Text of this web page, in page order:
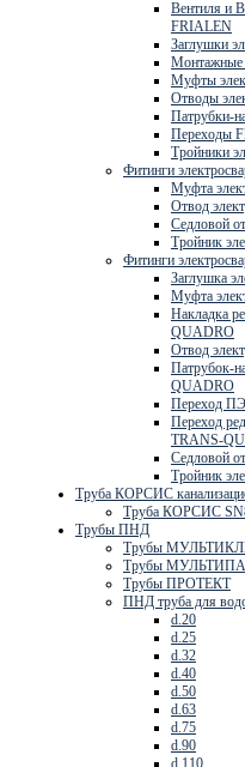
Вентиля и
FRIALEN
Заглушки
Муфты
Отводы
Патрубки-
Переходы
Тройники
Фитинги
Муфта
Отвод
Седловой
Тройник
Фитинги
Заглушка
Муфта
Накладка
QUADRO
Отвод
Патрубок-
QUADRO
Переход
Переход
TRANS-
Седловой
Тройник
Труба КОРСИС
Труба КОРСИС
Трубы ПНД
Трубы
Трубы
Трубы ПРОТЕКТ
ПНД труба для
d.20
d.25
d.32
d.40
d.50
d.63
d.75
d.90
d.110